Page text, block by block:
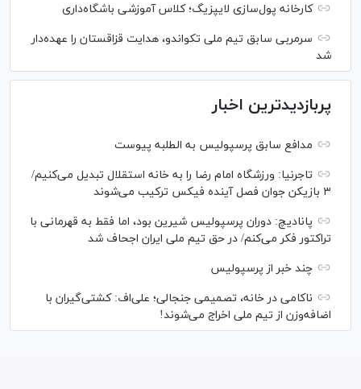
کارخانه پول‌سازی لایپزیگ؛ کلاس آموزشی باشگاه‌داری
سرمربی سابق تیم ملی تکواندو، هدایت قزاقستان را عهده‌دار
شد
پربازدیدترین اخبار
مدافع سابق پرسپولیس به الطلبه پیوست
تاجرنیا: ورزشگاه امام رضا را به خانه استقلال تبدیل می‌کنیم/
۳ بازیکن جوان فصل آینده فیکس ترکیب می‌شوند
پانادیچ: دوران پرسپولیس شیرین بود، اما فقط به قهرمانی با
تراکتور فکر می‌کنم/ در حق تیم ملی ایران اجحاف شد
چند خبر از پرسپولیس
ناکامی در خانه، تصمیمی جنجالی؛ علی‌اف: کشتی‌گیران با
اضافه‌وزن از تیم ملی اخراج می‌شوند!